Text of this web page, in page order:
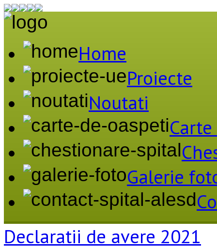
Home
Proiecte
Noutati
Galerie
Declaratii de avere 2021